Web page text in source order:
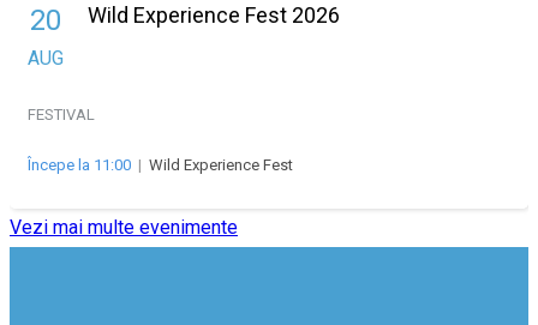
20
AUG
Wild Experience Fest 2026
FESTIVAL
Începe la 11:00 | Wild Experience Fest
Vezi mai multe evenimente